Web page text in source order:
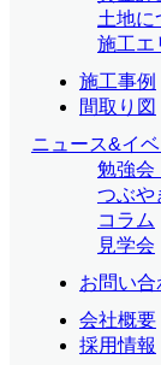
土地に
施工エ
施工事例
間取り図
ニュース&イベ
勉強会
つぶや
コラム
見学会
お問い合
会社概要
採用情報